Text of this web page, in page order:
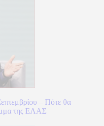
– Πότε θα
της ΕΛΑΣ